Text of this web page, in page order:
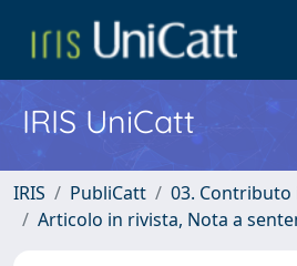
IRIS UniCatt
IRIS PubliCatt
03. Contributo
Articolo in rivista, Nota a